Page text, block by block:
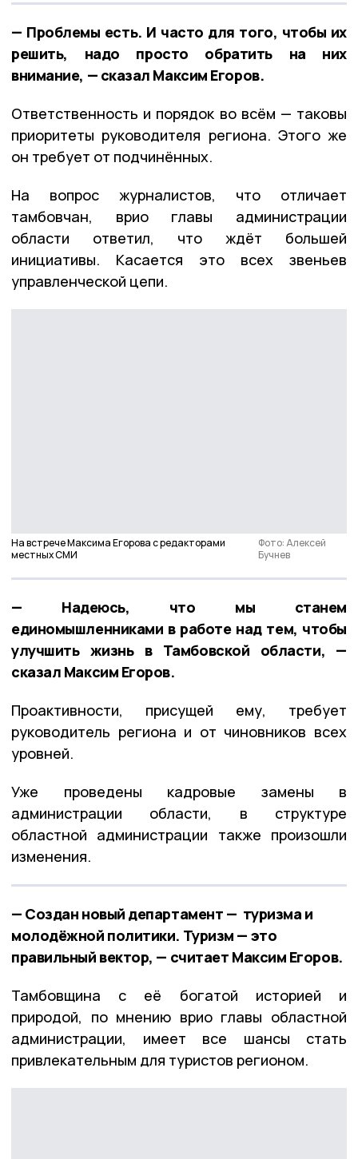
— Проблемы есть. И часто для того, чтобы их
решить, надо просто обратить на них
внимание, — сказал Максим Егоров.
Ответственность и порядок во всём — таковы
приоритеты руководителя региона. Этого же
он требует от подчинённых.
На вопрос журналистов, что отличает
тамбовчан, врио главы администрации
области ответил, что ждёт большей
инициативы. Касается это всех звеньев
управленческой цепи.
На встрече Максима Егорова с редакторами
местных СМИ
Фото: Алексей
Бучнев
— Надеюсь, что мы станем
единомышленниками в работе над тем, чтобы
улучшить жизнь в Тамбовской области, —
сказал Максим Егоров.
Проактивности, присущей ему, требует
руководитель региона и от чиновников всех
уровней.
Уже проведены кадровые замены в
администрации области, в структуре
областной администрации также произошли
изменения.
— Создан новый департамент — туризма и
молодёжной политики. Туризм — это
правильный вектор, — считает Максим Егоров.
Тамбовщина с её богатой историей и
природой, по мнению врио главы областной
администрации, имеет все шансы стать
привлекательным для туристов регионом.